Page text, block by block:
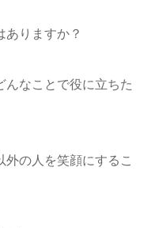
ありますか？
んなことで役に立ちた
外の人を笑顔にするこ